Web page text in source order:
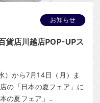
お知らせ
貨店川越店POP-UPス
）から7月14日（月）ま
の「日本の夏フェア」に
の夏フェア」‥